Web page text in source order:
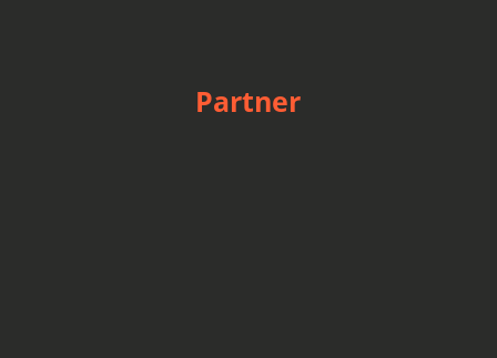
Partner